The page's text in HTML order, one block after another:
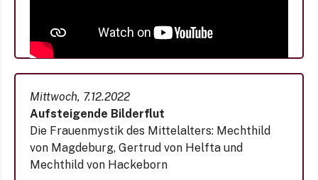
Mittwoch, 7.12.2022
Aufsteigende Bilderflut
Die Frauenmystik des Mittelalters: Mechthild
von Magdeburg, Gertrud von Helfta und
Mechthild von Hackeborn